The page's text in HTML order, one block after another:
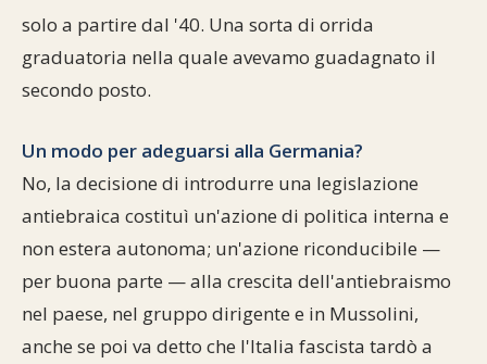
solo a partire dal '40. Una sorta di orrida
graduatoria nella quale avevamo guadagnato il
secondo posto.
Un modo per adeguarsi alla Germania?
No, la decisione di introdurre una legislazione
antiebraica costituì un'azione di politica interna e
non estera autonoma; un'azione riconducibile —
per buona parte — alla crescita dell'antiebraismo
nel paese, nel gruppo dirigente e in Mussolini,
anche se poi va detto che l'Italia fascista tardò a